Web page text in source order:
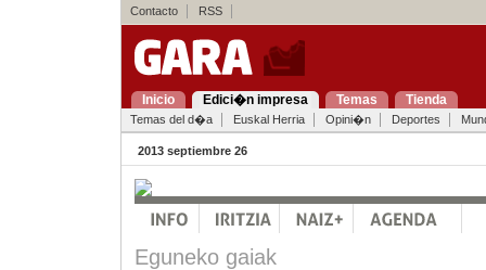
Contacto RSS
Inicio Edici�n impresa Temas Tienda
Temas del d�a Euskal Herria Opini�n Deportes
2013 septiembre 26
Eguneko gaiak